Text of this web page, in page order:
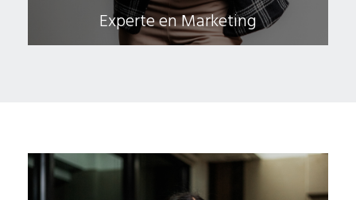
Experte en Marketing